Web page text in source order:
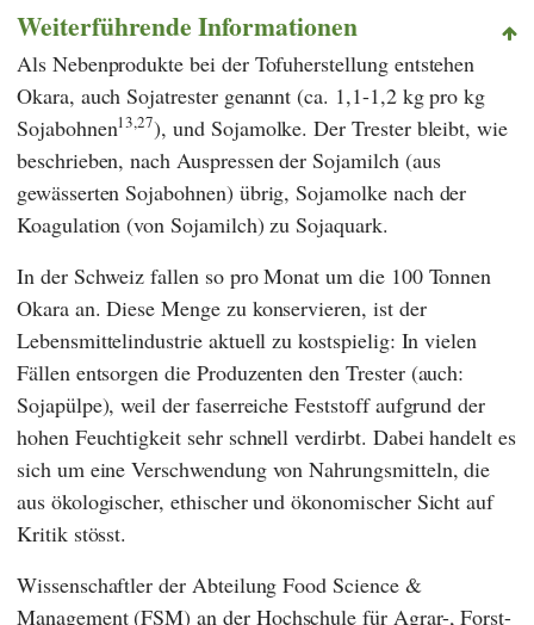
Weiterführende Informationen
Als Nebenprodukte bei der Tofuherstellung entstehen
Okara, auch Sojatrester genannt (ca. 1,1-1,2 kg pro kg
Sojabohnen13,27), und Sojamolke. Der Trester bleibt, wie
beschrieben, nach Auspressen der Sojamilch (aus
gewässerten Sojabohnen) übrig, Sojamolke nach der
Koagulation (von Sojamilch) zu Sojaquark.
In der Schweiz fallen so pro Monat um die 100 Tonnen
Okara an. Diese Menge zu konservieren, ist der
Lebensmittelindustrie aktuell zu kostspielig: In vielen
Fällen entsorgen die Produzenten den Trester (auch:
Sojapülpe), weil der faserreiche Feststoff aufgrund der
hohen Feuchtigkeit sehr schnell verdirbt. Dabei handelt es
sich um eine Verschwendung von Nahrungsmitteln, die
aus ökologischer, ethischer und ökonomischer Sicht auf
Kritik stösst.
Wissenschaftler der Abteilung Food Science &
Management(FSM) an der Hochschule für Agrar-, Forst-